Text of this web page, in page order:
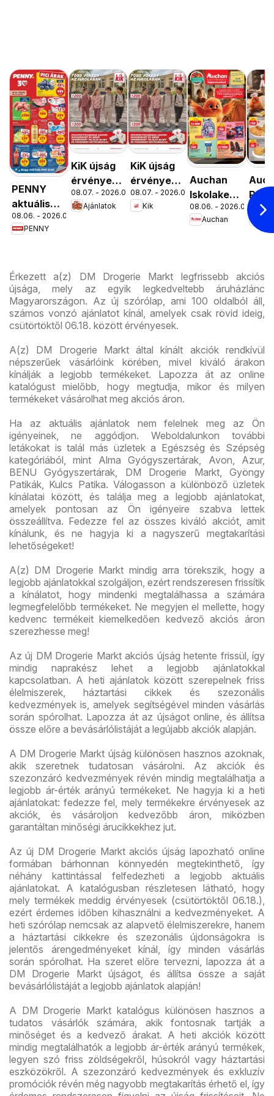
PENNY
aktuális
akciós
újság
08.06. - 2026.08.12.
PENNY
KiK újság
érvényessége
2026.08.16-
ig
08.07. - 2026.08.16.
Ajánlatok
KiK újság
érvényessége
2026.08.16-
ig
08.07. - 2026.08.16.
Kik
Auchan
Iskolakezdés
ajánlatok
08.06. - 2026.08.19.
Auchan
Érkezett a(z) DM Drogerie Markt legfrissebb akciós
újsága, mely az egyik legkedveltebb áruházlánc
Magyarországon. Az új szórólap, ami 100 oldalból áll,
számos vonzó ajánlatot kínál, amelyek csak rövid ideig,
csütörtöktől 06.18. között érvényesek.
A(z) DM Drogerie Markt által kínált akciók rendkívül
népszerűek vásárlóink körében, mivel kiváló árakon
kínálják a legjobb termékeket. Lapozza át az online
katalógust mielőbb, hogy megtudja, mikor és milyen
termékeket vásárolhat meg akciós áron.
Ha az aktuális ajánlatok nem felelnek meg az Ön
igényeinek, ne aggódjon. Weboldalunkon további
letákokat is talál más üzletek a Egészség és Szépség
kategóriából, mint Alma Gyógyszertárak, Avon, Azur,
BENU Gyógyszertárak, DM Drogerie Markt, Gyöngy
Patikák, Kulcs Patika. Válogasson a különböző üzletek
kínálatai között, és találja meg a legjobb ajánlatokat,
amelyek pontosan az Ön igényeire szabva lettek
összeállítva. Fedezze fel az összes kiváló akciót, amit
kínálunk, és ne hagyja ki a nagyszerű megtakarítási
lehetőségeket!
A(z) DM Drogerie Markt mindig arra törekszik, hogy a
legjobb ajánlatokkal szolgáljon, ezért rendszeresen frissítik
a kínálatot, hogy mindenki megtalálhassa a számára
legmegfelelőbb termékeket. Ne megyjen el mellette, hogy
kedvenc termékeit kiemelkedően kedvező akciós áron
szerezhesse meg!
Az új DM Drogerie Markt akciós újság hetente frissül, így
mindig naprakész lehet a legjobb ajánlatokkal
kapcsolatban. A heti ajánlatok között szerepelnek friss
élelmiszerek, háztartási cikkek és szezonális
kedvezmények is, amelyek segítségével minden vásárlás
során spórolhat. Lapozza át az újságot online, és állítsa
össze előre a bevásárlólistáját a legújabb akciók alapján.
A DM Drogerie Markt újság különösen hasznos azoknak,
akik szeretnek tudatosan vásárolni. Az akciók és
szezonzáró kedvezmények révén mindig megtalálhatja a
legjobb ár-érték arányú termékeket. Ne hagyja ki a heti
ajánlatokat: fedezze fel, mely termékekre érvényesek az
akciók, és vásároljon kedvezőbb áron, miközben
garantáltan minőségi árucikkekhez jut.
Az új DM Drogerie Markt akciós újság lapozható online
formában bárhonnan könnyedén megtekinthető, így
néhány kattintással felfedezheti a legjobb aktuális
ajánlatokat. A katalógusban részletesen látható, hogy
mely termékek meddig érvényesek (csütörtöktől 06.18.),
ezért érdemes időben kihasználni a kedvezményeket. A
heti szórólap nemcsak az alapvető élelmiszerekre, hanem
a háztartási cikkekre és szezonális újdonságokra is
jelentős árengedményeket kínál, így minden vásárlás
során spórolhat. Ha szeret előre tervezni, lapozza át a
DM Drogerie Markt újságot, és állítsa össze a saját
bevásárlólistáját a legjobb ajánlatok alapján!
A DM Drogerie Markt katalógus különösen hasznos a
tudatos vásárlók számára, akik fontosnak tartják a
minőséget és a kedvező árakat. A heti akciók között
mindig megtalálhatók a legjobb ár-érték arányú termékek,
legyen szó friss zöldségekről, húsokról vagy háztartási
eszközökről. A szezonzáró kedvezmények és exkluzív
promóciók révén még nagyobb megtakarítás érhető el, így